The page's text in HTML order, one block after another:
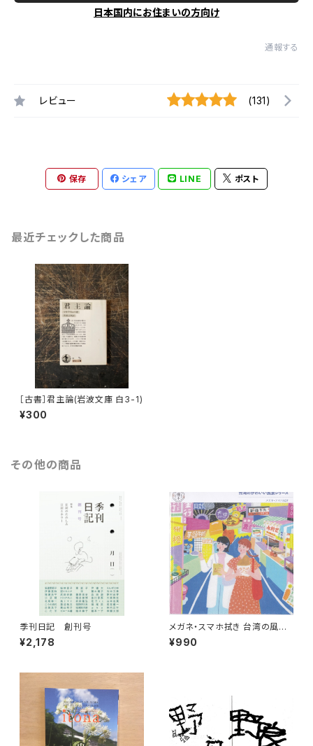
日本国内にお住まいの方向け
通報する
レビュー (131)
保存 シェア LINE ポスト
最近チェックした商品
［古書］君主論(岩波文庫 白3-1)
¥300
その他の商品
季刊日記 創刊号
¥2,178
メガネ・スマホ拭き 台湾の風景
（ナイトマーケット）
¥990